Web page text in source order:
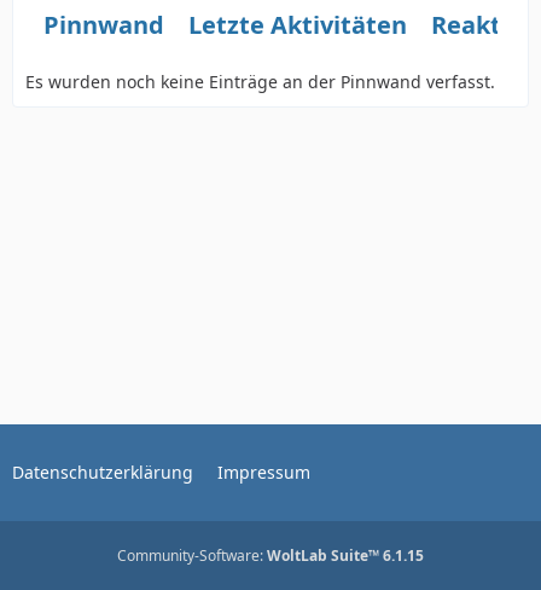
Pinnwand Letzte Aktivitäten
Es wurden noch keine Einträge an der Pinnwand verfasst.
Datenschutzerklärung Impressum
Community-Software:WoltLab Suite™ 6.1.15